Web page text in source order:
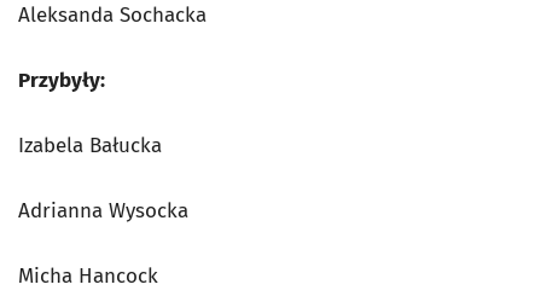
Aleksanda Sochacka
Przybyły:
Izabela Bałucka
Adrianna Wysocka
Micha Hancock